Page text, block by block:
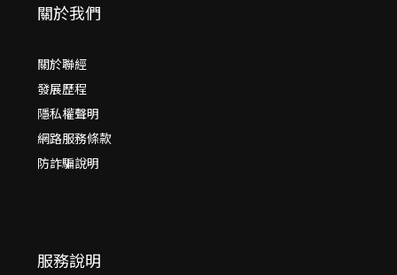
關於我們
關於聯經
發展歷程
隱私權聲明
網路服務條款
防詐騙說明
服務說明